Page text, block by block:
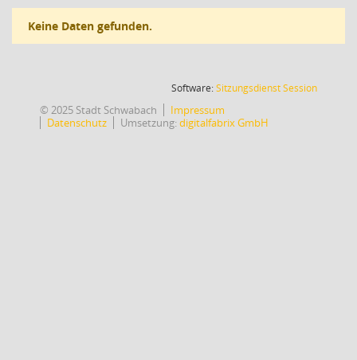
Keine Daten gefunden.
Software:SitzungsdienstSession(Wird in
© 2025 Stadt Schwabach
Impressum
Datenschutz
Umsetzung:digitalfabrix GmbH